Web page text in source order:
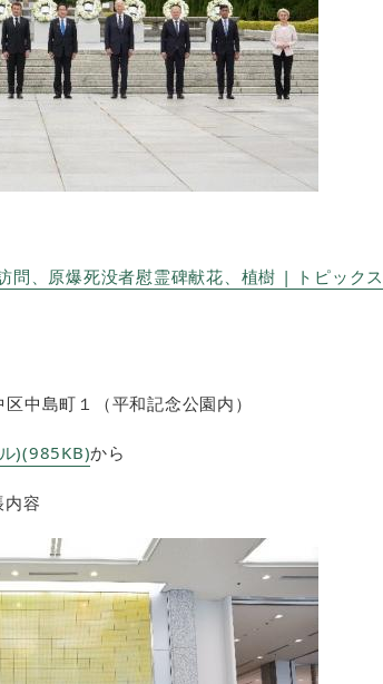
問、原爆死没者慰霊碑献花、植樹 | トピック
中島町１（平和記念公園内）
)(985KB)から
容